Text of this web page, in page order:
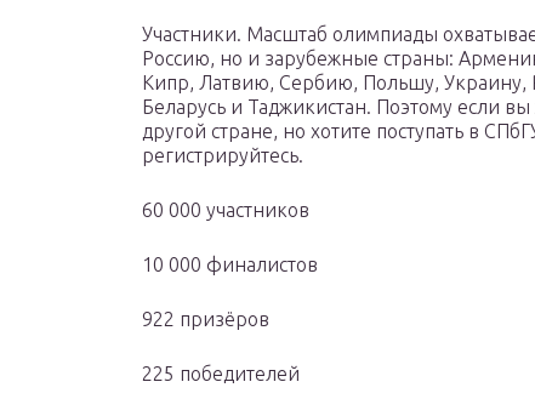
Участники. Масштаб олимпиады
Россию, но и зарубежные страны:
Кипр, Латвию, Сербию, Польшу, Украину,
Беларусь и Таджикистан. Поэтому если
другой стране, но хотите поступать в
регистрируйтесь.
60 000 участников
10 000 финалистов
922 призёров
225 победителей